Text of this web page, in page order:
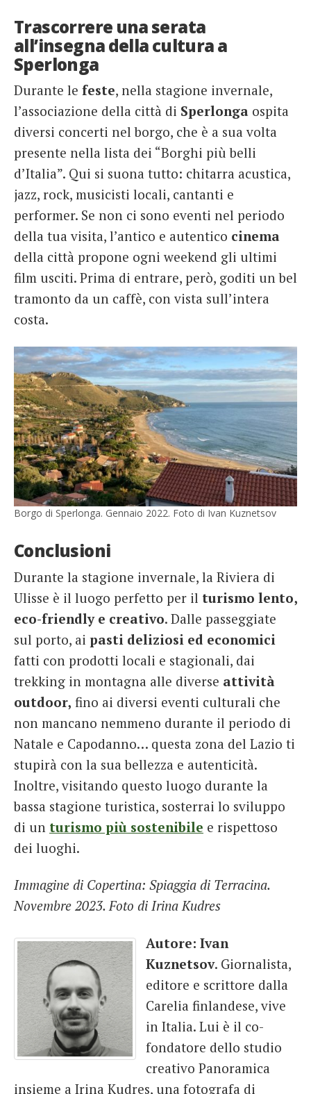
Trascorrere una serata
all’insegna della cultura a
Sperlonga
Durante le feste, nella stagione invernale,
l’associazione della città di Sperlonga ospita
diversi concerti nel borgo, che è a sua volta
presente nella lista dei “Borghi più belli
d’Italia”. Qui si suona tutto: chitarra acustica,
jazz, rock, musicisti locali, cantanti e
performer. Se non ci sono eventi nel periodo
della tua visita, l’antico e autentico cinema
della città propone ogni weekend gli ultimi
film usciti. Prima di entrare, però, goditi un bel
tramonto da un caffè, con vista sull’intera
costa.
Borgo di Sperlonga. Gennaio 2022. Foto di Ivan Kuznetsov
Conclusioni
Durante la stagione invernale, la Riviera di
Ulisse è il luogo perfetto per il turismo lento,
eco-friendly e creativo. Dalle passeggiate
sul porto, ai pasti deliziosi ed economici
fatti con prodotti locali e stagionali, dai
trekking in montagna alle diverse attività
outdoor, fino ai diversi eventi culturali che
non mancano nemmeno durante il periodo di
Natale e Capodanno… questa zona del Lazio ti
stupirà con la sua bellezza e autenticità.
Inoltre, visitando questo luogo durante la
bassa stagione turistica, sosterrai lo sviluppo
di un turismo più sostenibile e rispettoso
dei luoghi.
Immagine di Copertina: Spiaggia di Terracina.
Novembre 2023. Foto di Irina Kudres
Autore: Ivan
Kuznetsov. Giornalista,
editore e scrittore dalla
Carelia finlandese, vive
in Italia. Lui è il co-
fondatore dello studio
creativo Panoramica
insieme a Irina Kudres, una fotografa di